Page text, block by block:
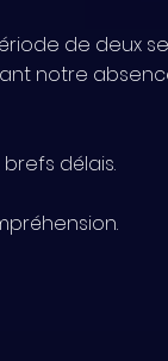
de deux
notre
délais.